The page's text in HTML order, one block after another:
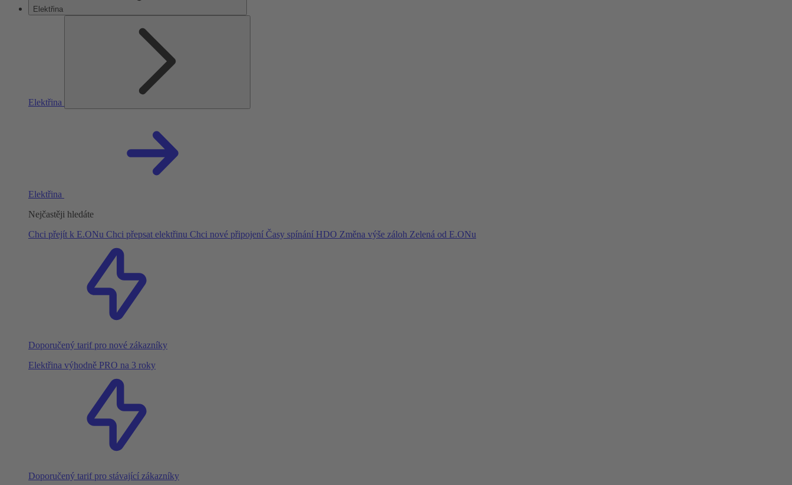
Elektřina
Elektřina
Elektřina
Nejčastěji hledáte
Chci přejít k E.ONu Chci přepsat elektřinu Chci nové připojení Časy spínání HDO Změna výše záloh Zelená od E.ONu
Doporučený tarif pro nové zákazníky
Elektřina výhodně PRO na 3 roky
Doporučený tarif pro stávající zákazníky